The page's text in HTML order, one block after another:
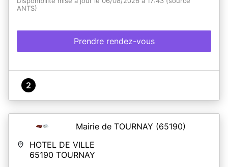
ANTS)
Prendre rendez-vous
2
Mairie de TOURNAY (65190)
HOTEL DE VILLE
65190 TOURNAY